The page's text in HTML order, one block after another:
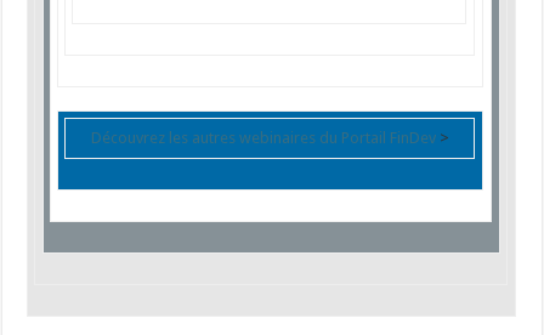
Découvrez les autres webinaires du Portail FinDev >